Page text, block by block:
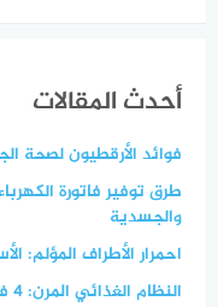
أحدث المقالات
فوائد الأرقطيون لصحة
طرق توفير فاتورة
والجسدية
احمرار الأطراف المؤلم:
النظام الغذائي المرن: 4 فوائد صحية لتحسين نمط حياتك